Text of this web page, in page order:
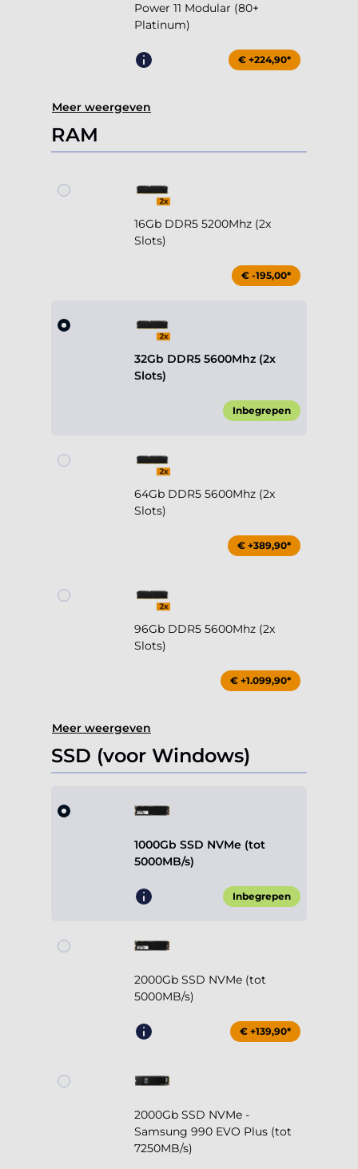
Power 11 Modular (80+
Platinum)
€ +224,90*
Meer weergeven
RAM
16Gb DDR5 5200Mhz (2x
Slots)
€ -195,00*
32Gb DDR5 5600Mhz (2x
Slots)
Inbegrepen
64Gb DDR5 5600Mhz (2x
Slots)
€ +389,90*
96Gb DDR5 5600Mhz (2x
Slots)
€ +1.099,90*
Meer weergeven
SSD (voor Windows)
1000Gb SSD NVMe (tot
5000MB/s)
Inbegrepen
2000Gb SSD NVMe (tot
5000MB/s)
€ +139,90*
2000Gb SSD NVMe -
Samsung 990 EVO Plus (tot
7250MB/s)